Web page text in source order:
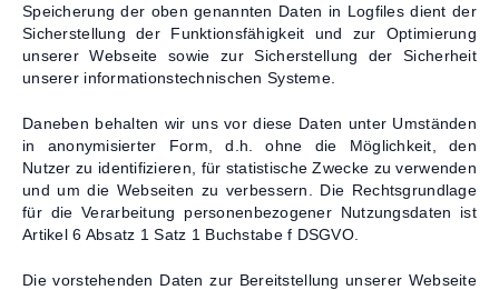
Speicherung der oben genannten Daten in Logfiles dient der
Sicherstellung der Funktionsfähigkeit und zur Optimierung
unserer Webseite sowie zur Sicherstellung der Sicherheit
unserer informationstechnischen Systeme.
Daneben behalten wir uns vor diese Daten unter Umständen
in anonymisierter Form, d.h. ohne die Möglichkeit, den
Nutzer zu identifizieren, für statistische Zwecke zu verwenden
und um die Webseiten zu verbessern. Die Rechtsgrundlage
für die Verarbeitung personenbezogener Nutzungsdaten ist
Artikel 6 Absatz 1 Satz 1 Buchstabe f DSGVO.
Die vorstehenden Daten zur Bereitstellung unserer Webseite